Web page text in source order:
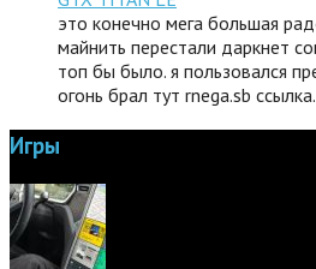
это конечно мега большая
майнить перестали даркнет
топ бы было. я пользовался
огонь брал тут rnega.sb
Игры